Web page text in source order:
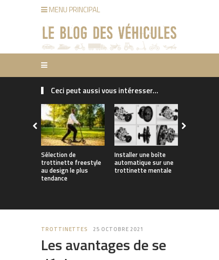
MENU PRINCIPAL
Ceci peut aussi vous intéresser...
Sélection de
trottinette freestyle
au design le plus
tendance
Installer une boîte
automatique sur une
trottinette mentale
TROTTINETTES 25 OCTOBRE 2021
Les avantages de se